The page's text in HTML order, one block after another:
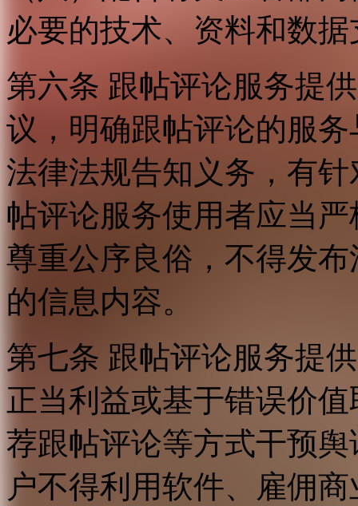
必要的技术、资料和数
第六条 跟帖评论服务提
议，明确跟帖评论的服
法律法规告知义务，有
帖评论服务使用者应当
尊重公序良俗，不得发
的信息内容。
第七条 跟帖评论服务提
正当利益或基于错误价
荐跟帖评论等方式干预
户不得利用软件、雇佣